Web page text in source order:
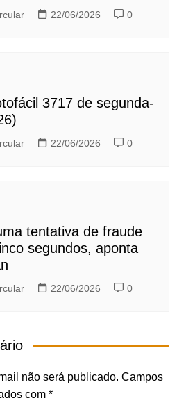
22/06/2026 0
3717 de segunda-
22/06/2026 0
tentativa de fraude
segundos, aponta
22/06/2026 0
não será publicado. Campos
com *